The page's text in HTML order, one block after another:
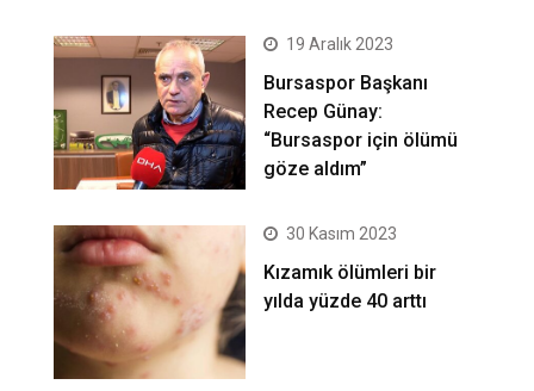
19 Aralık 2023
Bursaspor Başkanı
Recep Günay:
“Bursaspor için ölümü
göze aldım”
30 Kasım 2023
Kızamık ölümleri bir
yılda yüzde 40 arttı